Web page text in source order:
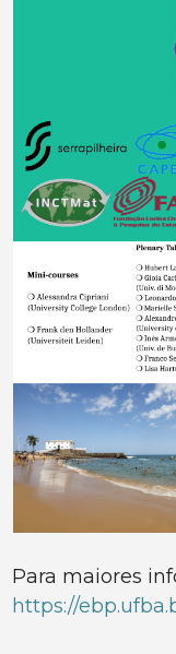
Para maiores
https://